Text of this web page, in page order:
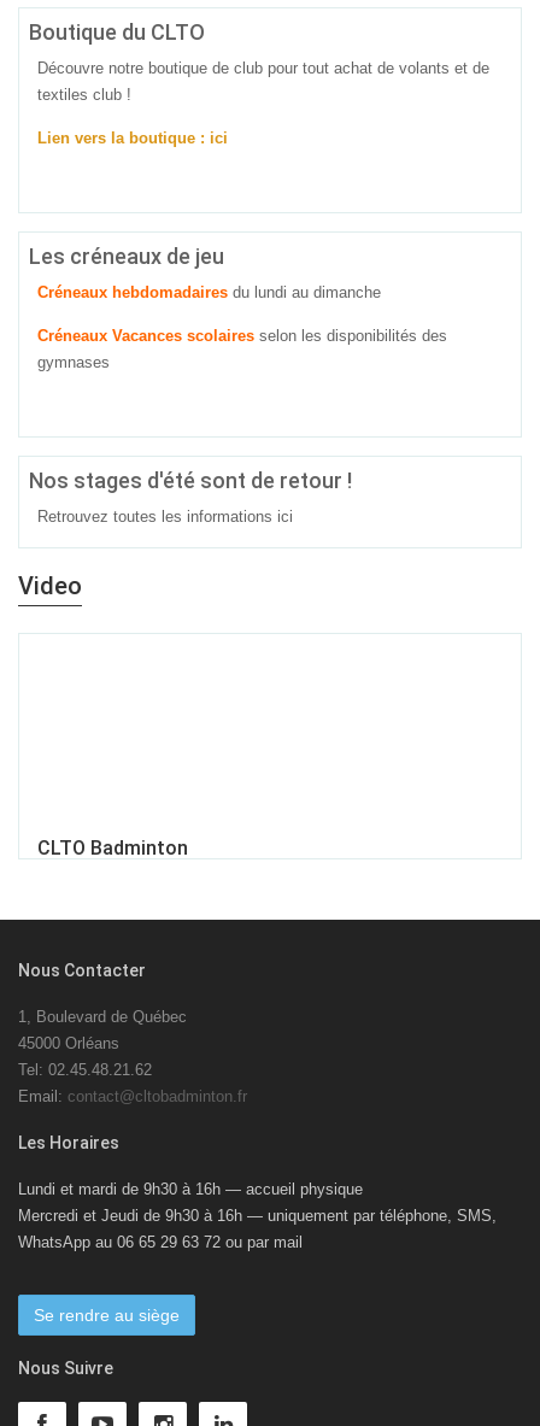
Boutique du CLTO
Découvre notre boutique de club pour tout achat de volants et de
textiles club !
Lien vers la boutique : ici
Les créneaux de jeu
Créneaux hebdomadaires du lundi au dimanche
Créneaux Vacances scolaires selon les disponibilités des
gymnases
Nos stages d'été sont de retour !
Retrouvez toutes les informations ici
Video
CLTO Badminton
Nous Contacter
1, Boulevard de Québec
45000 Orléans
Tel: 02.45.48.21.62
Email: contact@cltobadminton.fr
Les Horaires
Lundi et mardi de 9h30 à 16h — accueil physique
Mercredi et Jeudi de 9h30 à 16h — uniquement par téléphone, SMS,
WhatsApp au 06 65 29 63 72 ou par mail
Se rendre au siège
Nous Suivre